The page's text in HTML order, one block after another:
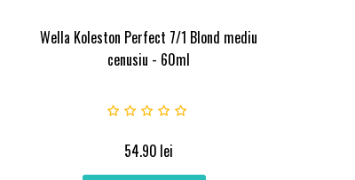
Wella Koleston Perfect 7/1 Blond mediu
cenusiu - 60ml
54.90 lei